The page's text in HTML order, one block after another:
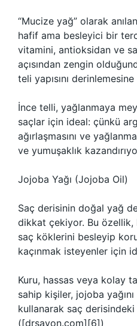
“Mucize yağ” olarak
hafif ama besleyici bir
vitamini, antioksidan ve
açısından zengin
teli yapısını
İnce telli, yağlanmaya
saçlar için ideal: çünkü
ağırlaşmasını ve
ve yumuşaklık
Jojoba Yağı (Jojoba Oil)
Saç derisinin doğal yağ
dikkat çekiyor. Bu özellik,
saç köklerini besleyip
kaçınmak isteyenler için
Kuru, hassas veya kolay
sahip kişiler, jojoba
kullanarak saç
([drsavon.com][6])